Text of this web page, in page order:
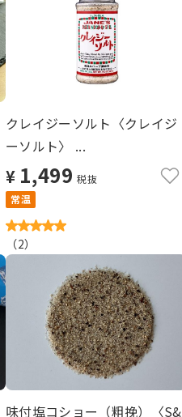
クレイジーソルト〈クレイジ
ーソルト〉 ...
¥ 1,499 税抜
常温
（2）
味付塩コショー（粗挽）〈S&